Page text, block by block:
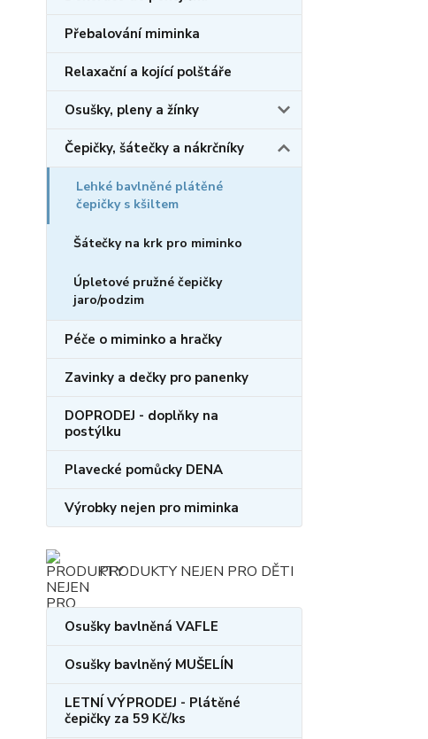
Přebalování miminka
Relaxační a kojící polštáře
Osušky, pleny a žínky
Čepičky, šátečky a nákrčníky
Lehké bavlněné plátěné
čepičky s kšiltem
Šátečky na krk pro miminko
Úpletové pružné čepičky
jaro/podzim
Péče o miminko a hračky
Zavinky a dečky pro panenky
DOPRODEJ - doplňky na
postýlku
Plavecké pomůcky DENA
Výrobky nejen pro miminka
PRODUKTY NEJEN PRO DĚTI
Osušky bavlněná VAFLE
Osušky bavlněný MUŠELÍN
LETNÍ VÝPRODEJ - Plátěné
čepičky za 59 Kč/ks